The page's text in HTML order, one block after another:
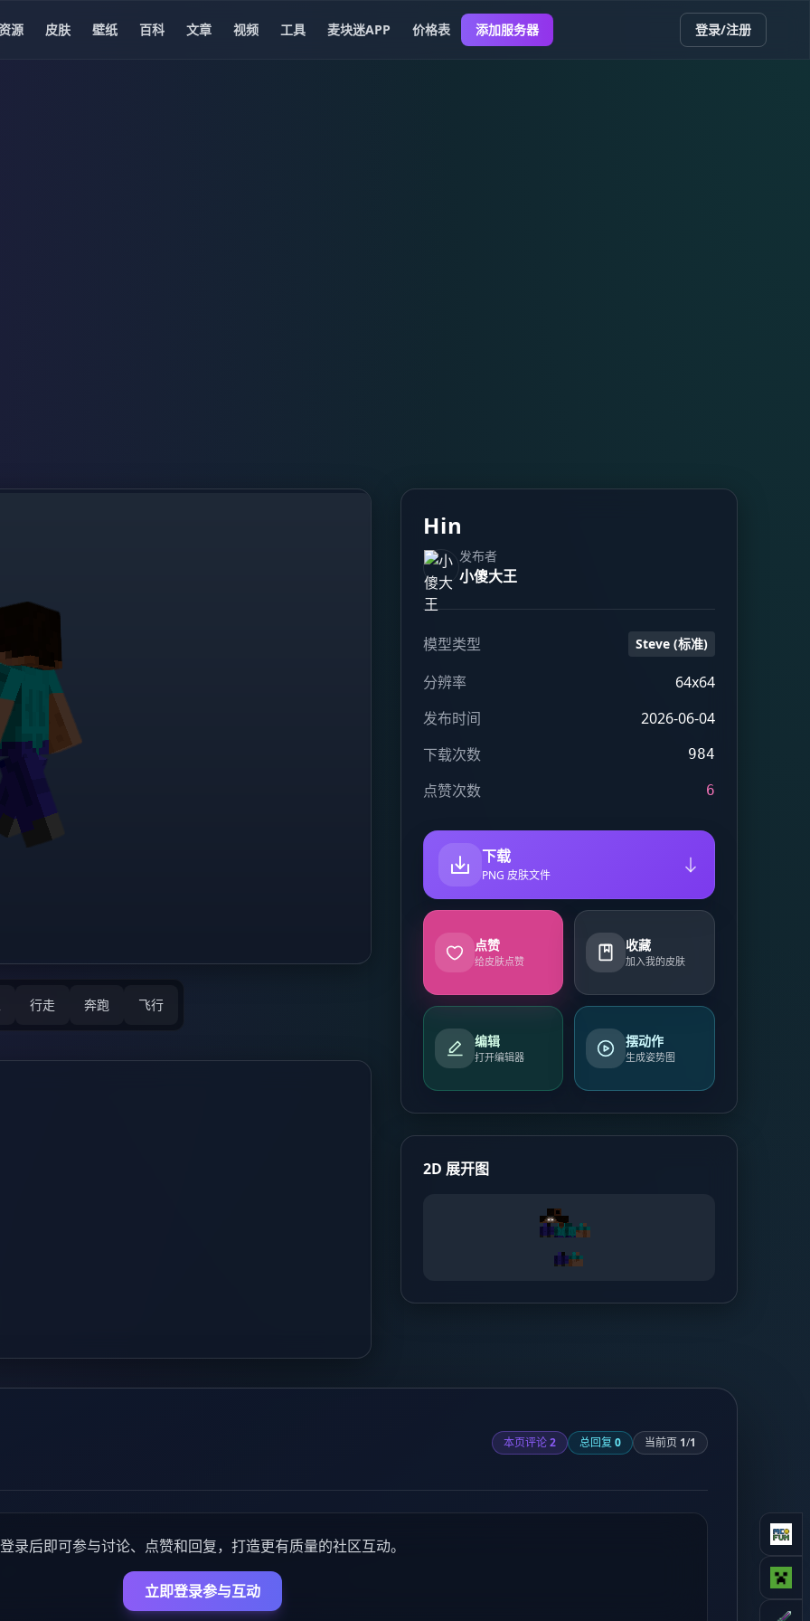
源 皮肤 壁纸 百科 文章 视频 工具 麦块迷APP 价格表 添加服务器 登录/注册
行走 奔跑 飞行
Hin
发布者
小傻大王
模型类型 Steve (标准)
分辨率
64x64
发布时间
2026-06-04
下载次数
984
点赞次数 6
下载
PNG 皮肤文件
点赞
给皮肤点赞
收藏
加入我的皮肤
编辑
打开编辑器
摆动作
生成姿势图
2D 展开图
本页评论2 总回复 0 当前页 1/1
登录后即可参与讨论、点赞和回复，打造更有质量的社区互动。
立即登录参与互动